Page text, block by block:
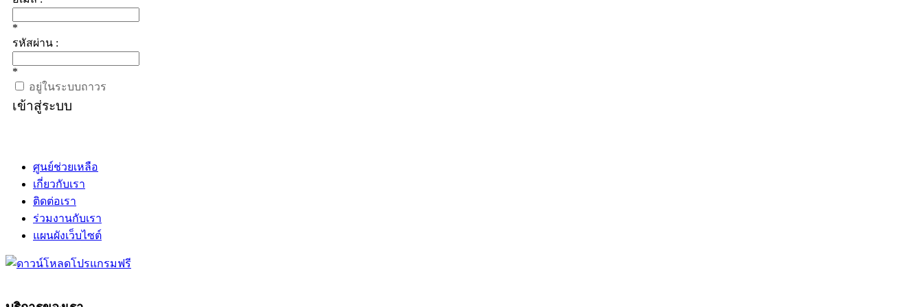
*
รหัสผ่าน :
*
อยู่ในระบบถาวร
เข้าสู่ระบบ
ศูนย์ช่วยเหลือ
เกี่ยวกับเรา
ติดต่อเรา
ร่วมงานกับเรา
แผนผังเว็บไซต์